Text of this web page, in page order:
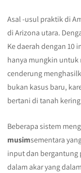
Asal -usul praktik di
di Arizona utara.
Ke daerah dengan 10
hanya mungkin untuk
cenderung
bukan kasus baru,
bertani di tanah
Beberapa sistem
musimsementara
input dan bergantung
dalam akar yang